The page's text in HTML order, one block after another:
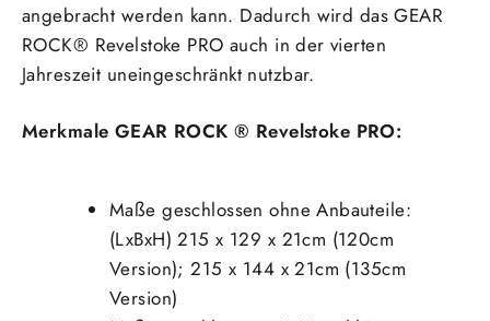
angebracht werden kann. Dadurch wird das GEAR
ROCK® Revelstoke PRO auch in der vierten
Jahreszeit uneingeschränkt nutzbar.
Merkmale GEAR ROCK ® Revelstoke PRO:
Maße geschlossen ohne Anbauteile:
(LxBxH) 215 x 129 x 21cm (120cm
Version); 215 x 144 x 21cm (135cm
Version)